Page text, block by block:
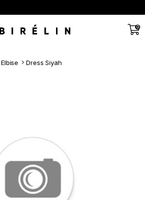
0
Elbise Dress Siyah